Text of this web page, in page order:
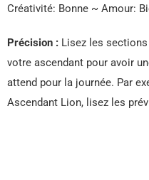
Créativité: Bonne ~ Amour:
Précision : Lisez les
votre ascendant pour avoir
attend pour la journée. Par
Ascendant Lion, lisez les